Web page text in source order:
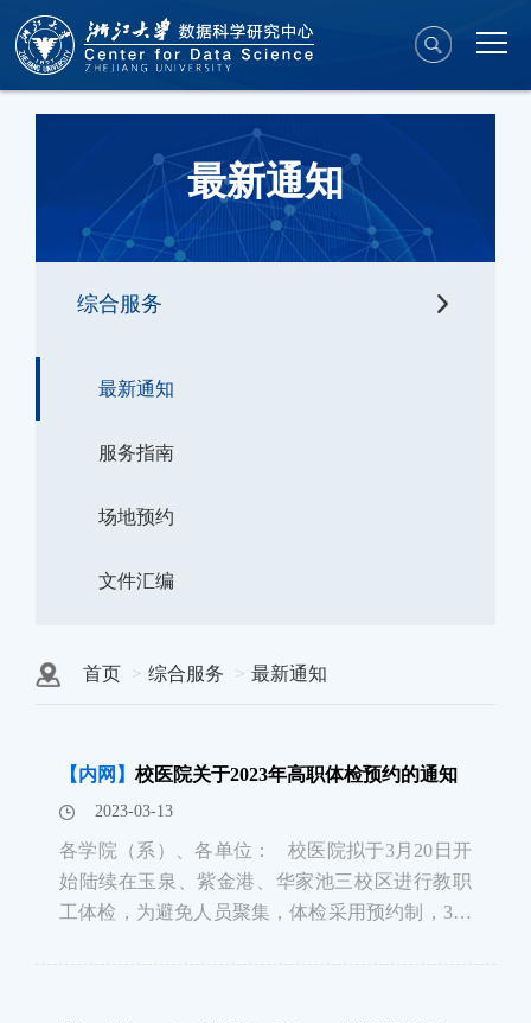
最新通知
综合服务
最新通知
服务指南
场地预约
文件汇编
首页 综合服务 最新通知
【内网】 校医院关于2023年高职体检预约的通知
2023-03-13
各学院（系）、各单位： 校医院拟于3月20日开
始陆续在玉泉、紫金港、华家池三校区进行教职
工体检，为避免人员聚集，体检采用预约制，3月